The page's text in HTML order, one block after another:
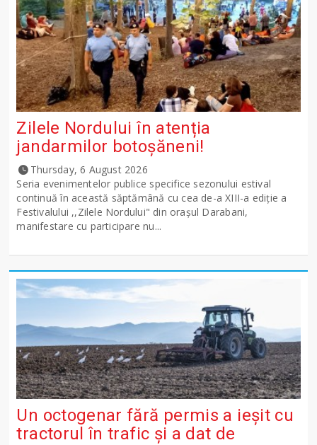
Zilele Nordului în atenția
jandarmilor botoșăneni!
Thursday, 6 August 2026
Seria evenimentelor publice specifice sezonului estival
continuă în această săptămână cu cea de-a XIII-a ediție a
Festivalului ,,Zilele Nordului" din orașul Darabani,
manifestare cu participare nu...
Un octogenar fără permis a ieșit cu
tractorul în trafic și a dat de